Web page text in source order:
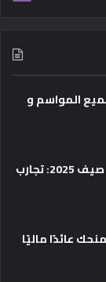
المواسم و
أفضل وجهات السفر في صيف 2025: تجارب
عائدًا ماليًا